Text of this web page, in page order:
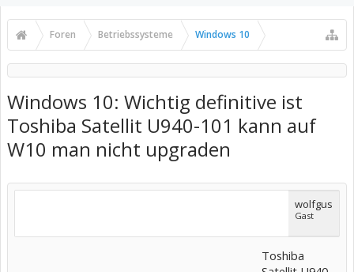
Foren Betriebssysteme Windows 10
Windows 10: Wichtig definitive ist
Toshiba Satellit U940-101 kann auf
W10 man nicht upgraden
wolfgus
Gast
Toshiba